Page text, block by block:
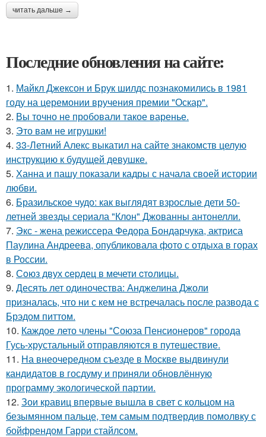
читать дальше →
Последние обновления на сайте:
1. Майкл Джексон и Брук шилдс познакомились в 1981
году на церемонии вручения премии "Оскар".
2. Вы точно не пробовали такое варенье.
3. Это вам не игрушки!
4. 33-Летний Алекс выкатил на сайте знакомств целую
инструкцию к будущей девушке.
5. Ханна и пашу показали кадры с начала своей истории
любви.
6. Бразильское чудо: как выглядят взрослые дети 50-
летней звезды сериала "Клон" Джованны антонелли.
7. Экс - жена режиссера Федора Бондарчука, актриса
Паулина Андреева, опубликовала фото с отдыха в горах
в России.
8. Сoюз двух cеpдец в мечети cтoлицы.
9. Десять лет одиночества: Анджелина Джоли
призналась, что ни с кем не встречалась после развода с
Брэдом питтом.
10. Каждое лето члены "Союза Пенсионеров" города
Гусь-хрустальный отправляются в путешествие.
11. На внеочередном съезде в Москве выдвинули
кандидатов в госдуму и приняли обновлённую
программу экологической партии.
12. Зои кравиц впервые вышла в свет с кольцом на
безымянном пальце, тем самым подтвердив помолвку с
бойфрендом Гарри стайлсом.